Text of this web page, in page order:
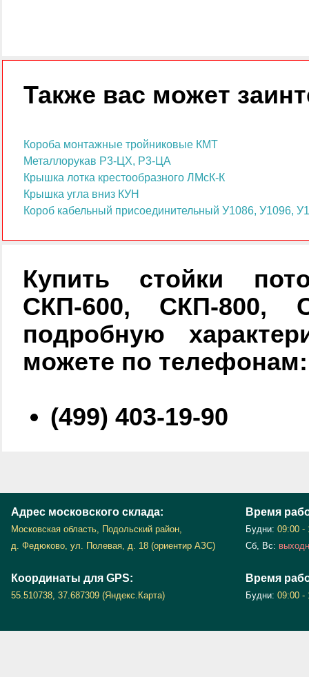
Также вас может
Короба монтажные тройниковые КМТ
Металлорукав Р3-ЦХ, Р3-ЦА
Крышка лотка крестообразного ЛМсК-К
Крышка угла вниз КУН
Короб кабельный присоединительный У1086, У1096,
Купить стойки
СКП-600, СКП-800,
подробную
можете по телефонам:
(499) 403-19-90
Адрес московского склада:
Московская область, Подольский район,
д. Федюково, ул. Полевая, д. 18 (ориентир АЗС)
Координаты для GPS:
55.510738, 37.687309 (Яндекс.Карта)
Время
Будни: 09:00 -
Сб, Вс:
Время
Будни: 09:00